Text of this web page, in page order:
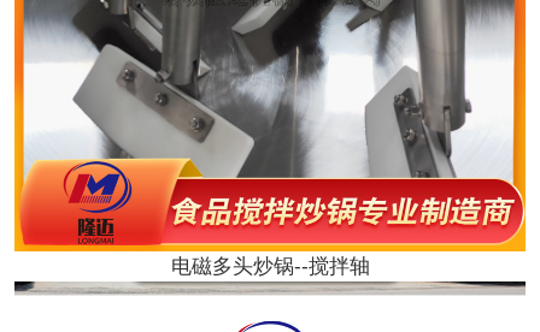
电磁多头炒锅--搅拌轴